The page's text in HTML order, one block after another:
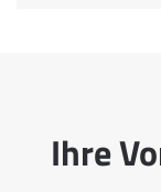
Ihre